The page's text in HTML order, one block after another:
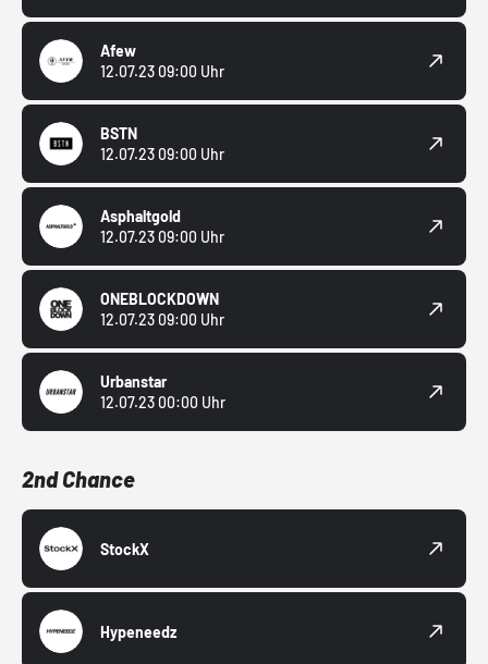
Afew
12.07.23 09:00 Uhr
BSTN
12.07.23 09:00 Uhr
Asphaltgold
12.07.23 09:00 Uhr
ONEBLOCKDOWN
12.07.23 09:00 Uhr
Urbanstar
12.07.23 00:00 Uhr
2nd Chance
StockX
Hypeneedz